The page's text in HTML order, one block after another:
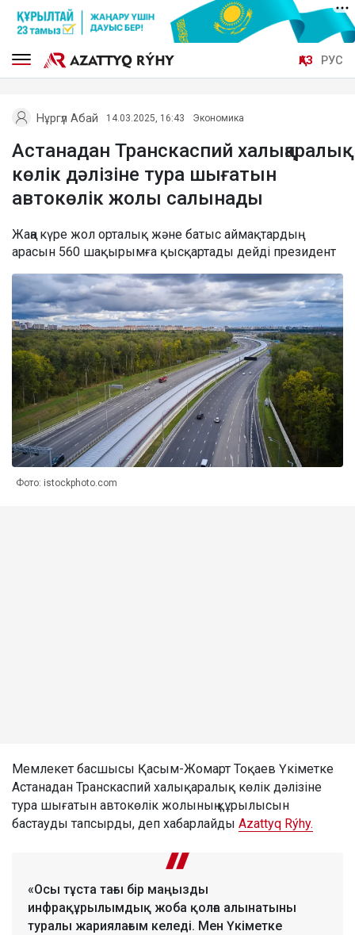
ҚАЗ РУС
Нұргүл Абай 14.03.2025, 16:43 Экономика
Астанадан Транскаспий халықаралық
көлік дәлізіне тура шығатын
автокөлік жолы салынады
Жаңа күре жол орталық және батыс аймақтардың
арасын 560 шақырымға қысқартады дейді президент
Фото: istockphoto.com
Мемлекет басшысы Қасым-Жомарт Тоқаев Үкіметке
Астанадан Транскаспий халықаралық көлік дәлізіне
тура шығатын автокөлік жолының құрылысын
бастауды тапсырды, деп хабарлайды Azattyq Rýhy.
«Осы тұста тағы бір маңызды
инфрақұрылымдық жоба қолға алынатыны
туралы жариялағым келеді. Мен Үкіметке